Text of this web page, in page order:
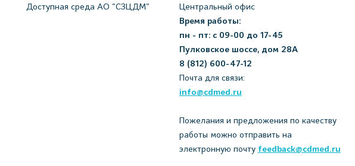
Доступная среда АО "СЗЦДМ"
Центральный офис
Время работы:
пн - пт: с 09-00 до 17-45
Пулковское шоссе, дом 28А
8 (812) 600-47-12
Почта для связи:
info@cdmed.ru
Пожелания и предложения по качеству
работы можно отправить на
электронную почту feedback@cdmed.ru